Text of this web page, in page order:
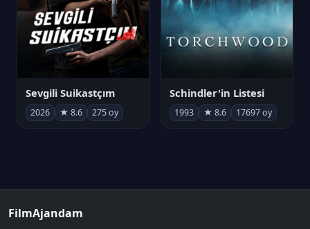
Sevgili Suikastçım
2026 ★ 8.6 275 oy
Schindler'in Listesi
1993 ★ 8.6 17697 oy
FilmAjandam